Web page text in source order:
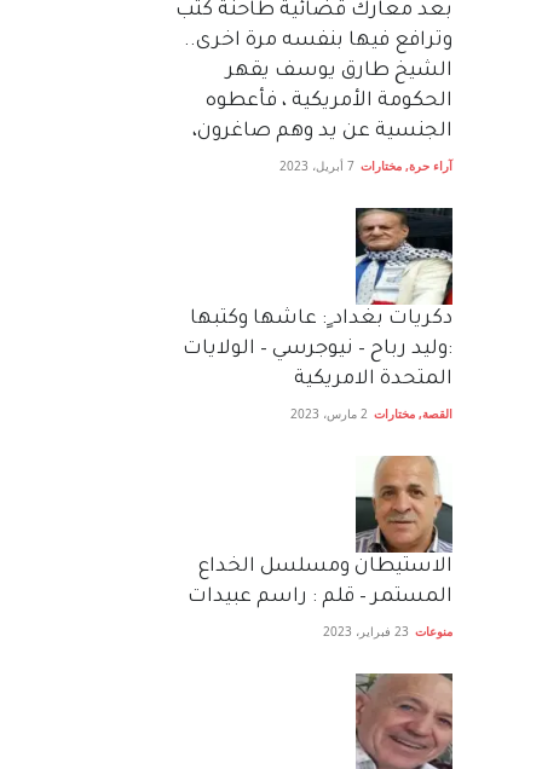
بعد معارك قضائية طاحنة كتب
وترافع فيها بنفسه مرة اخرى..
الشيخ طارق يوسف يقهر
الحكومة الأمريكية ، فأعطوه
الجنسية عن يد وهم صاغرون،
آراء حرة, مختارات 7 أبريل، 2023
دكريات بغداد ٍ: عاشها وكتبها
:وليد رباح – نيوجرسي – الولايات
المتحدة الامريكية
القصة, مختارات 2 مارس، 2023
الاستيطان ومسلسل الخداع
المستمر – قلم : راسم عبيدات
منوعات 23 فبراير، 2023